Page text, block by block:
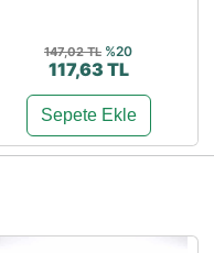
147,02 TL %20
117,63 TL
Sepete Ekle